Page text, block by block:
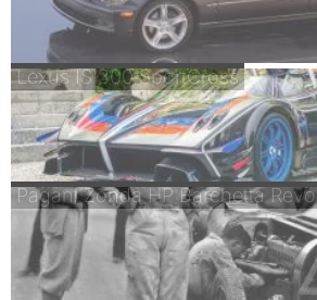
Lexus IS 300 SportCross
Pagani Zonda HP Barchetta Revo